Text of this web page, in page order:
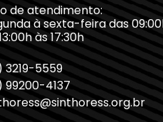
de atendimento:
à sexta-feira das
às 17:30h
3219-5559
99200-4137